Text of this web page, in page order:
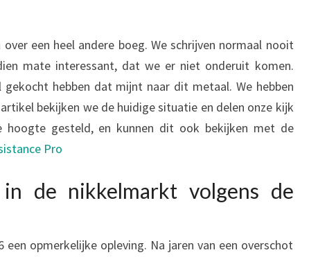
SILVER
LINING?
een heel andere boeg. We schrijven normaal nooit
mate interessant, dat we er niet onderuit komen.
hebben dat mijnt naar dit metaal. We hebben
bekijken we de huidige situatie en delen onze kijk
hoogte gesteld, en kunnen dit ook bekijken met de
Pro
de nikkelmarkt volgens de
opmerkelijke opleving. Na jaren van een overschot